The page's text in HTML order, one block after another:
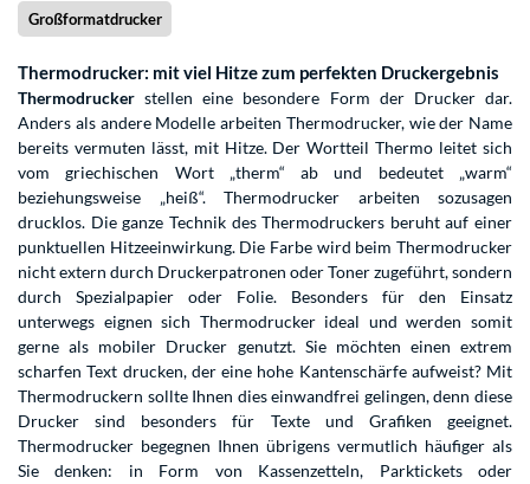
Großformatdrucker
Thermodrucker: mit viel Hitze zum perfekten Druckergebnis
Thermodrucker stellen eine besondere Form der Drucker dar.
Anders als andere Modelle arbeiten Thermodrucker, wie der Name
bereits vermuten lässt, mit Hitze. Der Wortteil Thermo leitet sich
vom griechischen Wort „therm“ ab und bedeutet „warm“
beziehungsweise „heiß“. Thermodrucker arbeiten sozusagen
drucklos. Die ganze Technik des Thermodruckers beruht auf einer
punktuellen Hitzeeinwirkung. Die Farbe wird beim Thermodrucker
nicht extern durch Druckerpatronen oder Toner zugeführt, sondern
durch Spezialpapier oder Folie. Besonders für den Einsatz
unterwegs eignen sich Thermodrucker ideal und werden somit
gerne als mobiler Drucker genutzt. Sie möchten einen extrem
scharfen Text drucken, der eine hohe Kantenschärfe aufweist? Mit
Thermodruckern sollte Ihnen dies einwandfrei gelingen, denn diese
Drucker sind besonders für Texte und Grafiken geeignet.
Thermodrucker begegnen Ihnen übrigens vermutlich häufiger als
Sie denken: in Form von Kassenzetteln, Parktickets oder